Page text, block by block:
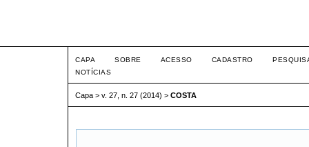
CAPA SOBRE ACESSO CADASTRO
NOTÍCIAS
Capa > v. 27, n. 27 (2014) > COSTA